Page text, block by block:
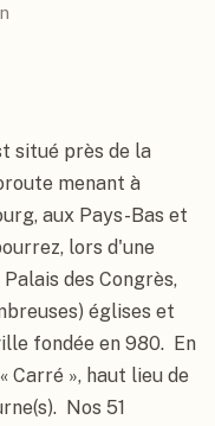
situé près de la
menant à
aux Pays-Bas et
lors d'une
des Congrès,
églises et
fondée en 980.  En
Carré », haut lieu de
Nos 51